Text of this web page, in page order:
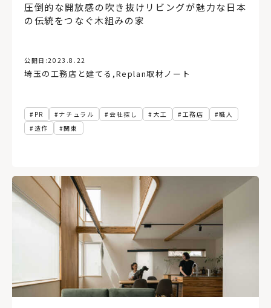
圧倒的な開放感の吹き抜けリビングが魅力な日本
の伝統をつなぐ木組みの家
公開日:2023.8.22
埼玉の工務店と建てる ,Replan取材ノート
PR ナチュラル 会社探し 大工 工務店
職人
造作
関東